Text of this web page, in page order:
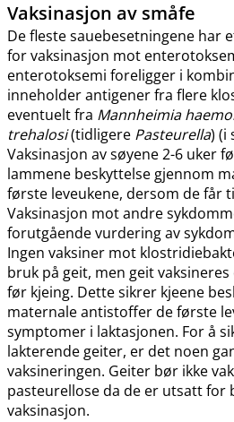
Vaksinasjon av småfe
De fleste sauebesetningene har
for vaksinasjon mot
enterotoksemi foreligger i
inneholder antigener fra flere
eventuelt fra Mannheimia
trehalosi(tidligere Pasteurella) (i
Vaksinasjon av søyene 2-6 uker
lammene beskyttelse gjennom
første leveukene, dersom de får
Vaksinasjon mot andre
forutgående vurdering av
Ingen vaksiner mot
bruk på geit, men geit
før kjeing. Dette sikrer kjeene
maternale antistoffer de første
symptomer i laktasjonen. For å
lakterende geiter, er det noen
vaksineringen. Geiter bør ikke
pasteurellose da de er utsatt for
vaksinasjon.